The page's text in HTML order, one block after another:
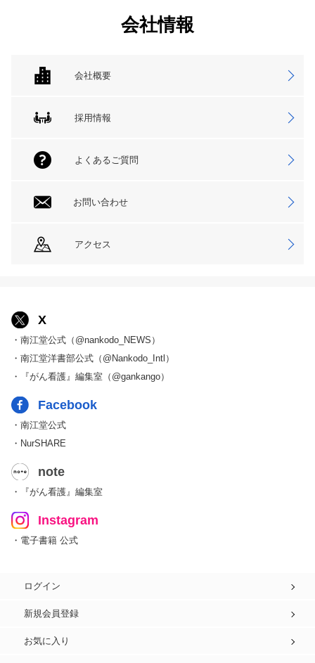
会社情報
会社概要
採用情報
よくあるご質問
お問い合わせ
アクセス
X
・南江堂公式（@nankodo_NEWS）
・南江堂洋書部公式（@Nankodo_Intl）
・『がん看護』編集室（@gankango）
Facebook
・南江堂公式
・NurSHARE
note
・『がん看護』編集室
Instagram
・電子書籍 公式
ログイン
新規会員登録
お気に入り